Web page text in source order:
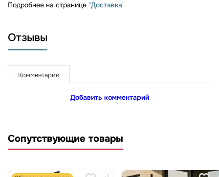
Подробнее на странице "Доставка"
Отзывы
Комментарии
Добавить комментарий
Сопутствующие товары